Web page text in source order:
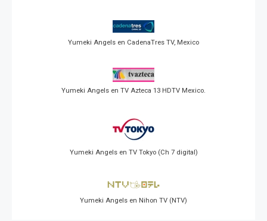
Yumeki Angels en CadenaTres TV, Mexico
Yumeki Angels en TV Azteca 13 HDTV Mexico.
Yumeki Angels en TV Tokyo (Ch 7 digital)
Yumeki Angels en Nihon TV (NTV)